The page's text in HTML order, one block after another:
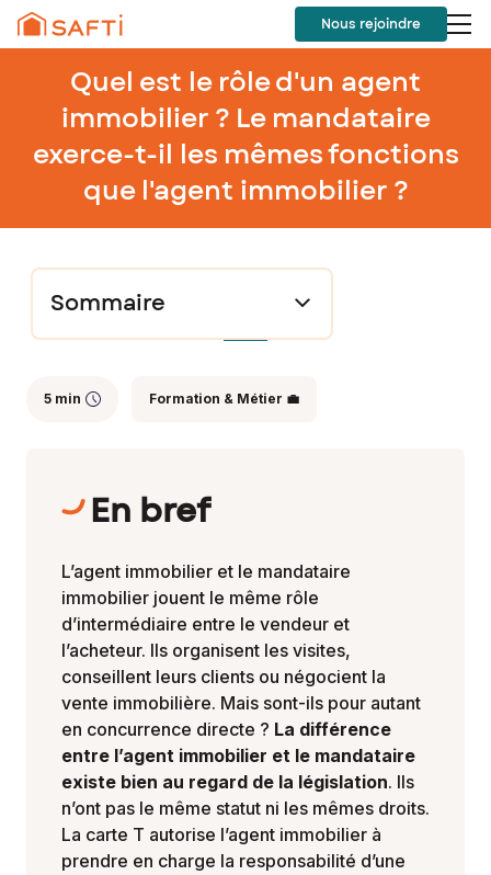
Nous rejoindre
Quel est le rôle d'un agent
immobilier ? Le mandataire
exerce-t-il les mêmes fonctions
que l'agent immobilier ?
Sommaire
5 min Formation & Métier 💼
En bref
L’agent immobilier et le mandataire
immobilier jouent le même rôle
d’intermédiaire entre le vendeur et
l’acheteur. Ils organisent les visites,
conseillent leurs clients ou négocient la
vente immobilière. Mais sont-ils pour autant
en concurrence directe ? La différence
entre l’agent immobilier et le mandataire
existe bien au regard de la législation. Ils
n’ont pas le même statut ni les mêmes droits.
La carte T autorise l’agent immobilier à
prendre en charge la responsabilité d’une